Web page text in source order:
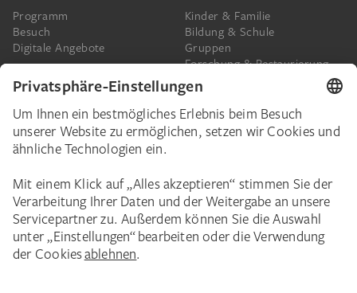
Programm
Besuch
Digitale Angebote
Kinder & Familie
Bildung & Schule
Gruppen
Forschung & Restaurierung
Presse
Das Städel
Spenden
Schenkungen & Nachlass
Corporate Events
Städelverein
Karriere
Städel Stories
Newsletter